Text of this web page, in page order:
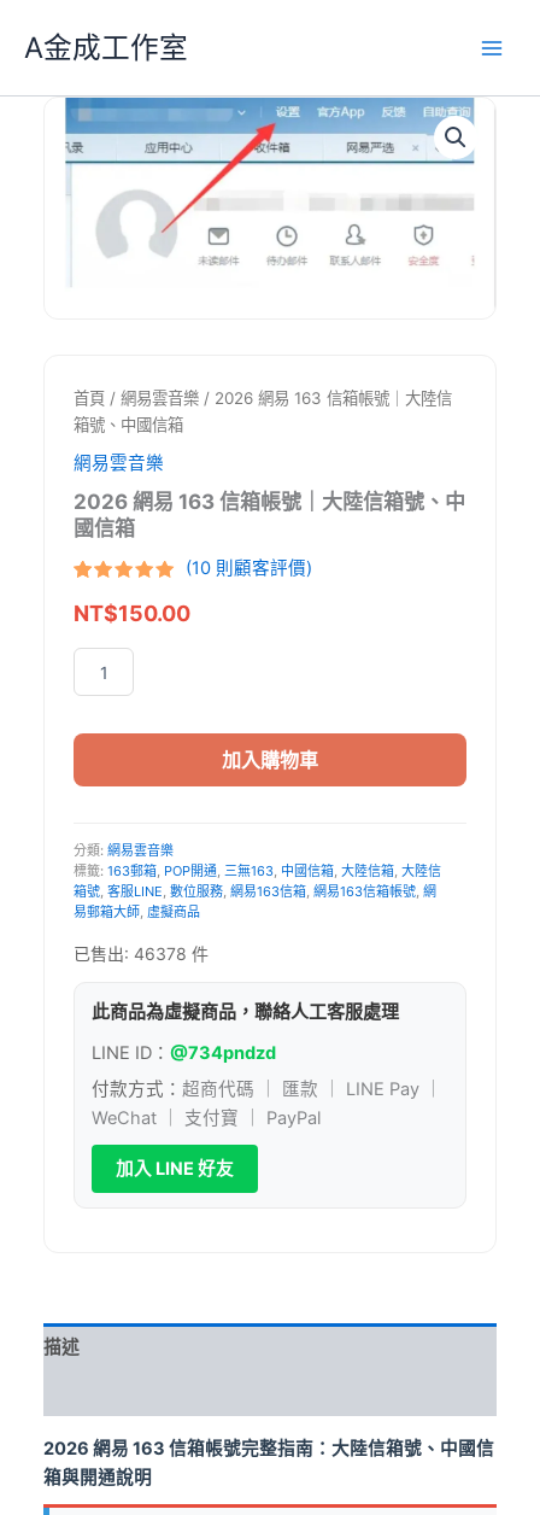
要
A金成工作室
首頁 / 網易雲音樂 / 2026 網易 163 信箱帳號｜大陸信
箱號、中國信箱
網易雲音樂
2026 網易 163 信箱帳號｜大陸信箱號、中
國信箱
5，已有位
顧客進行評
分
(10則顧客評價)
NT$150.00
2026
易
信
號
｜
大
陸
信
加入購物車
分類: 網易雲音樂
標籤: 163郵箱, POP開通, 三無163, 中國信箱, 大陸信箱, 大陸信
箱號, 客服LINE, 數位服務, 網易163信箱, 網易163信箱帳號, 網
易郵箱大師, 虛擬商品
已售出: 46378 件
此商品為虛擬商品，聯絡人工客服處理
LINE ID： @734pndzd
付款方式： 超商代碼 ｜ 匯款 ｜ LINE Pay ｜
WeChat ｜ 支付寶 ｜ PayPal
加入 LINE 好友
描述
2026 網易 163 信箱帳號完整指南：大陸信箱號、中國信
箱與開通說明